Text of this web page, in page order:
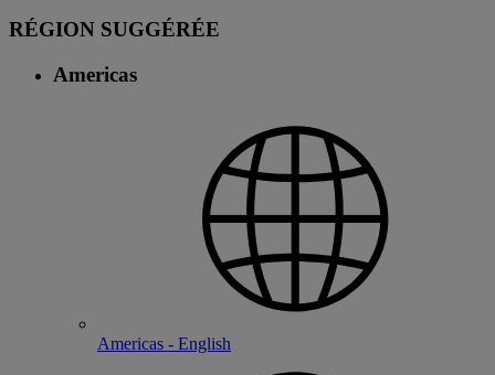
RÉGION SUGGÉRÉE
Americas
Americas - English